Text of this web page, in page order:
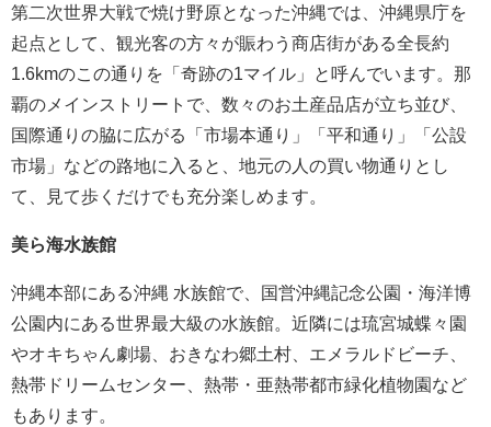
第二次世界大戦で焼け野原となった沖縄では、沖縄県庁を
起点として、観光客の方々が賑わう商店街がある全長約
1.6kmのこの通りを「奇跡の1マイル」と呼んでいます。那
覇のメインストリートで、数々のお土産品店が立ち並び、
国際通りの脇に広がる「市場本通り」「平和通り」「公設
市場」などの路地に入ると、地元の人の買い物通りとし
て、見て歩くだけでも充分楽しめます。
美ら海水族館
沖縄本部にある沖縄 水族館で、国営沖縄記念公園・海洋博
公園内にある世界最大級の水族館。近隣には琉宮城蝶々園
やオキちゃん劇場、おきなわ郷土村、エメラルドビーチ、
熱帯ドリームセンター、熱帯・亜熱帯都市緑化植物園など
もあります。